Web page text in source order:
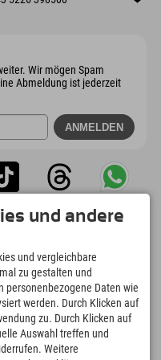
Wir mögen Spam
Abmeldung ist jederzeit
und andere
und vergleichbare
zu gestalten und
personenbezogene Daten wie
werden. Durch Klicken auf
zu. Durch Klicken auf
Auswahl treffen und
Weitere